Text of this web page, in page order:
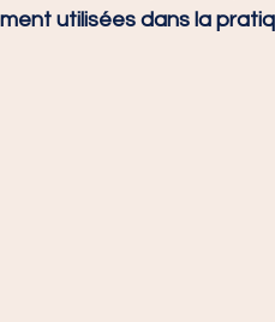
utilisées dans la